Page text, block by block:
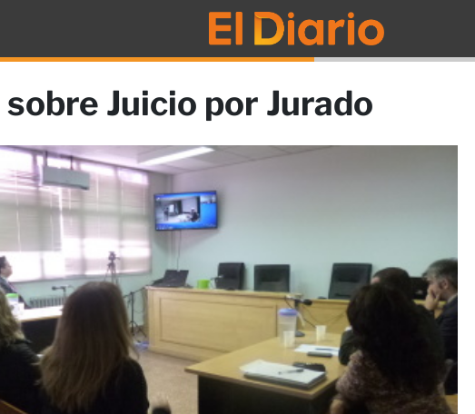
Juicio por Jurado